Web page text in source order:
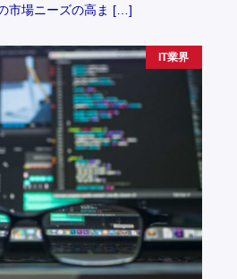
市場ニーズの高ま […]
IT業界